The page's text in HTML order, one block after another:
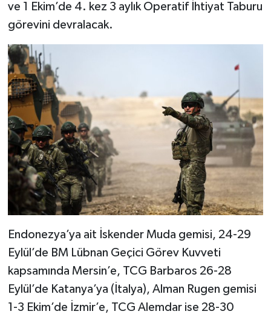
ve 1 Ekim’de 4. kez 3 aylık Operatif İhtiyat Taburu
görevini devralacak.
Endonezya’ya ait İskender Muda gemisi, 24-29
Eylül’de BM Lübnan Geçici Görev Kuvveti
kapsamında Mersin’e, TCG Barbaros 26-28
Eylül’de Katanya’ya (İtalya), Alman Rugen gemisi
1-3 Ekim’de İzmir’e, TCG Alemdar ise 28-30